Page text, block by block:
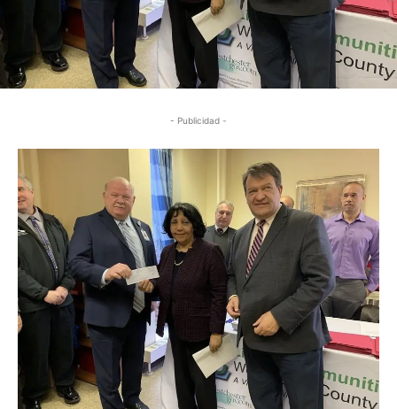
- Publicidad -